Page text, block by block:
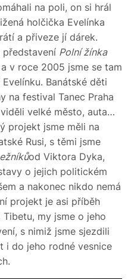
na poli, on si hrál
holčička Evelínka
a přiveze jí dárek.
představení Polní žínka
v roce 2005 jsme se tam
Banátské děti
na festival Tanec Praha
velké město, auta…
projekt jsme měli na
Rusi, s těmi jsme
od Viktora Dyka,
o jejich politickém
a nakonec nikdo nemá
projekt je asi příběh
my jsme o jeho
s nimiž jsme sjezdili
i do jeho rodné vesnice